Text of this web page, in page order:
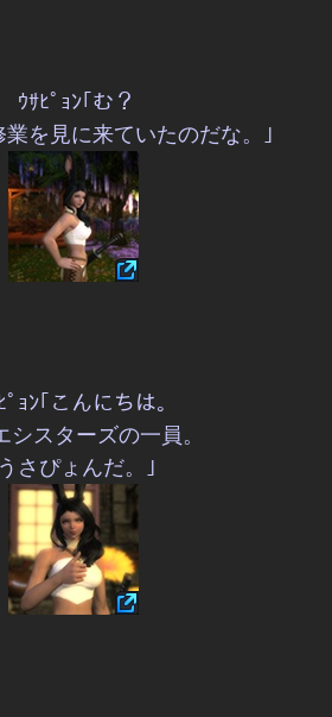
ｳｻﾋﾟｮﾝ｢む？
を見に来ていたのだな。｣
ﾟｮﾝ｢こんにちは。
シスターズの一員。
さぴょんだ。｣